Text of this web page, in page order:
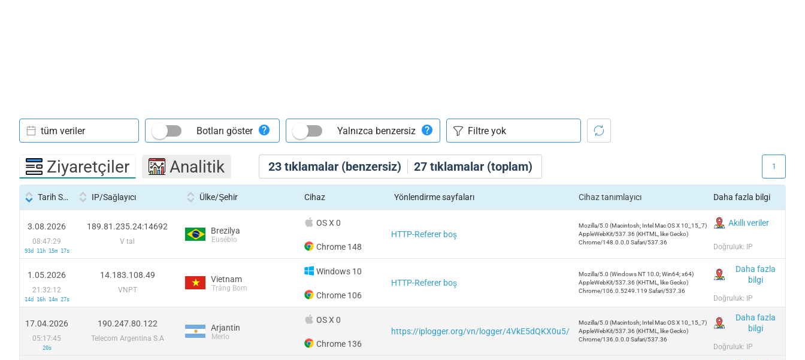
23 tıklamalar (benzersiz) 27 tıklamalar (toplam)
tüm veriler Botları göster Yalnızca benzersiz
Ziyaretçiler Analitik 1
Tarih Saati IP/Sağlayıcı Ülke/Şehir Cihaz Yönlendirme sayfaları Cihaz tanımlayıcı Daha fazla bilgi
3.08.2026
08:47:29
93d 11h 15m 17s
189.81.235.24:14692
V tal
Brezilya
Eusébio
OS X 0
Chrome 148
HTTP-Referer boş
Mozilla/5.0 (Macintosh; Intel Mac OS X 10_15_7)
AppleWebKit/537.36 (KHTML, like Gecko)
Chrome/148.0.0.0 Safari/537.36
Akıllı veriler
Doğruluk: IP
1.05.2026
21:32:12
14d 16h 14m 27s
14.183.108.49
VNPT
Vietnam
Trảng Bom
Windows 10
Chrome 106
HTTP-Referer boş
Mozilla/5.0 (Windows NT 10.0; Win64; x64)
AppleWebKit/537.36 (KHTML, like Gecko)
Chrome/106.0.5249.119 Safari/537.36
Daha fazla
bilgi
Doğruluk: IP
17.04.2026
05:17:45
20s
190.247.80.122
Telecom Argentina S.A
Arjantin
Merlo
OS X 0
Chrome 136
https://iplogger.org/vn/logger/4VkE5dQKX0u5/
Mozilla/5.0 (Macintosh; Intel Mac OS X 10_15_7)
AppleWebKit/537.36 (KHTML, like Gecko)
Chrome/136.0.0.0 Safari/537.36
Daha fazla
bilgi
Doğruluk: IP